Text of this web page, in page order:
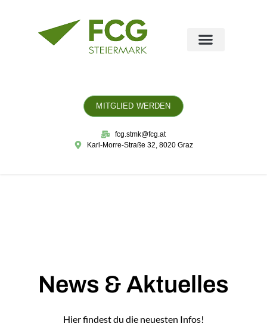
MITGLIED WERDEN
fcg.stmk@fcg.at
Karl-Morre-Straße 32, 8020 Graz
News & Aktuelles
Hier findest du die neuesten Infos!